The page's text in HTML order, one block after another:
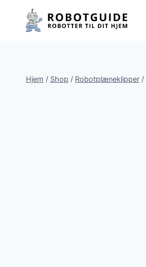
indhold
Hjem / Shop / Robotplæneklipper /